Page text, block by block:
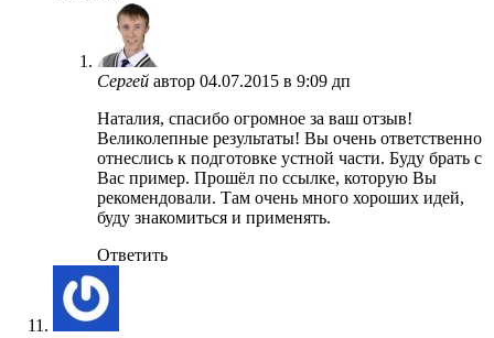
Сергей автор 04.07.2015 в 9:09 дп
Наталия, спасибо огромное за ваш отзыв!
Великолепные результаты! Вы очень ответственно
отнеслись к подготовке устной части. Буду брать с
Вас пример. Прошёл по ссылке, которую Вы
рекомендовали. Там очень много хороших идей,
буду знакомиться и применять.
Ответить